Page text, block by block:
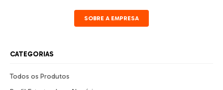
SOBRE A EMPRESA
CATEGORIAS
Todos os Produtos